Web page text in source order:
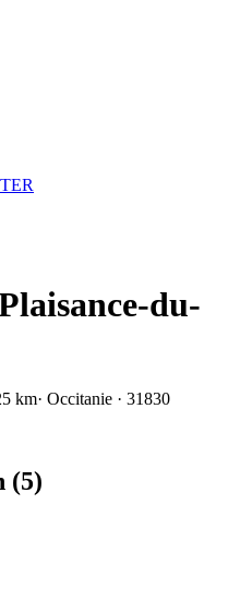
du-
km· Occitanie · 31830
(5)